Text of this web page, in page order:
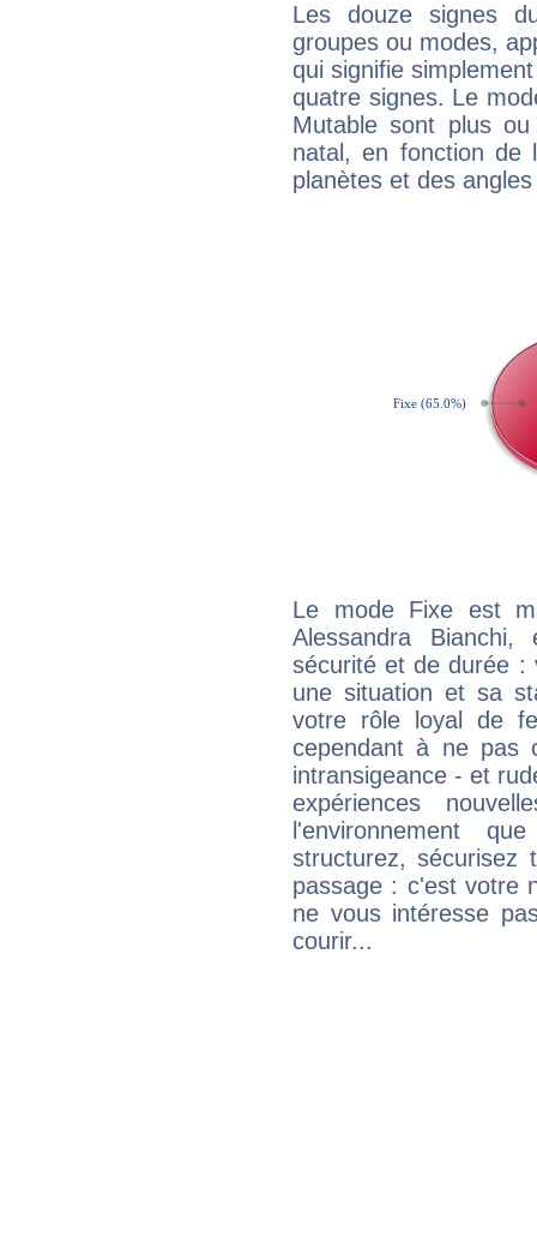
Les douze signes
groupes ou modes,
qui signifie
quatre signes. Le
Mutable sont plus
natal, en fonction de
planètes et des
Le mode Fixe est
Alessandra
sécurité et de durée :
une situation et sa
votre rôle loyal de
cependant à ne pas
intransigeance - et
expériences
l'environnement
structurez, sécurisez
passage : c'est votre
ne vous intéresse
courir...